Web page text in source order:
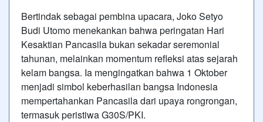
Bertindak sebagai pembina upacara, Joko Setyo
Budi Utomo menekankan bahwa peringatan Hari
Kesaktian Pancasila bukan sekadar seremonial
tahunan, melainkan momentum refleksi atas sejarah
kelam bangsa. Ia mengingatkan bahwa 1 Oktober
menjadi simbol keberhasilan bangsa Indonesia
mempertahankan Pancasila dari upaya rongrongan,
termasuk peristiwa G30S/PKI.